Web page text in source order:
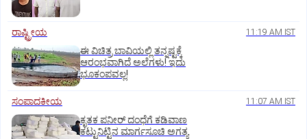
ರಾಷ್ಟ್ರೀಯ 11:19 AM IST
ಈ ವಿಚಿತ್ರ ಬಾವಿಯಲ್ಲಿ ತನ್ನಷ್ಟಕ್ಕೆ
ಆರಂಭವಾಗಿದೆ ಅಲೆಗಳು! ಇದು
ಭೂಕಂಪವಲ್ಲ!
ಸಂಪಾದಕೀಯ 11:07 AM IST
ಕೃತಕ ಪನೀರ್‌ ದಂಧೆಗೆ ಕಡಿವಾಣ
ಕಟ್ಟುನಿಟ್ಟಿನ ಮಾರ್ಗಸೂಚಿ ಅಗತ್ಯ